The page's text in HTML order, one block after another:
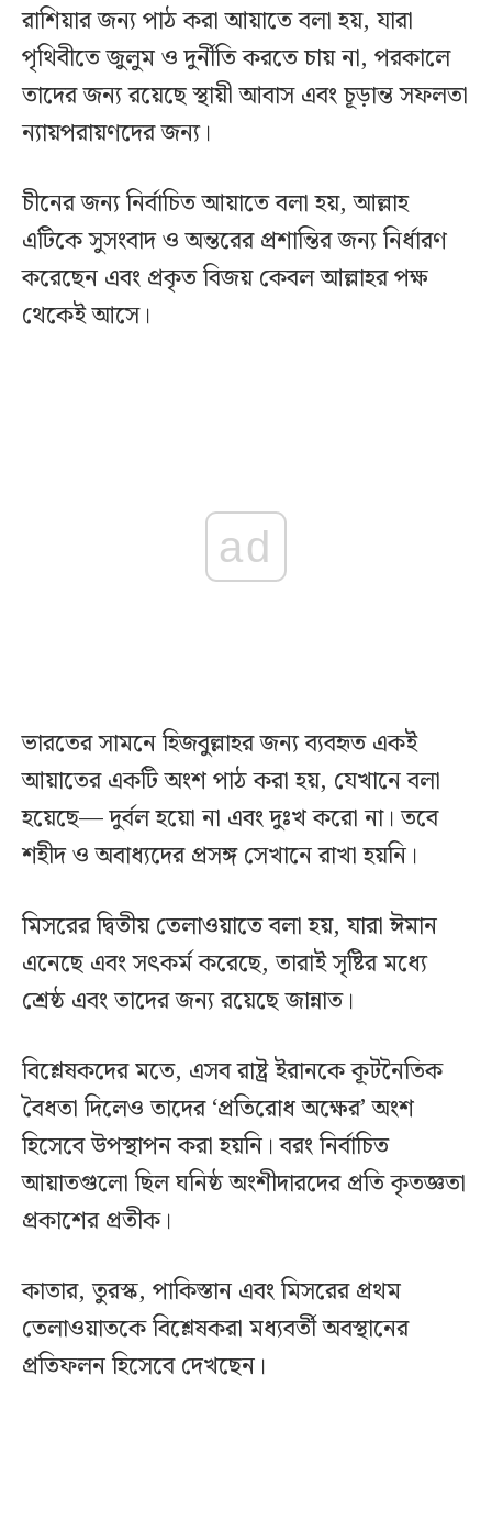
রাশিয়ার জন্য পাঠ করা আয়াতে বলা হয়, যারা
পৃথিবীতে জুলুম ও দুর্নীতি করতে চায় না, পরকালে
তাদের জন্য রয়েছে স্থায়ী আবাস এবং চূড়ান্ত সফলতা
ন্যায়পরায়ণদের জন্য।
চীনের জন্য নির্বাচিত আয়াতে বলা হয়, আল্লাহ
এটিকে সুসংবাদ ও অন্তরের প্রশান্তির জন্য নির্ধারণ
করেছেন এবং প্রকৃত বিজয় কেবল আল্লাহর পক্ষ
থেকেই আসে।
ad
ভারতের সামনে হিজবুল্লাহর জন্য ব্যবহৃত একই
আয়াতের একটি অংশ পাঠ করা হয়, যেখানে বলা
হয়েছে— দুর্বল হয়ো না এবং দুঃখ করো না। তবে
শহীদ ও অবাধ্যদের প্রসঙ্গ সেখানে রাখা হয়নি।
মিসরের দ্বিতীয় তেলাওয়াতে বলা হয়, যারা ঈমান
এনেছে এবং সৎকর্ম করেছে, তারাই সৃষ্টির মধ্যে
শ্রেষ্ঠ এবং তাদের জন্য রয়েছে জান্নাত।
বিশ্লেষকদের মতে, এসব রাষ্ট্র ইরানকে কূটনৈতিক
বৈধতা দিলেও তাদের ‘প্রতিরোধ অক্ষের’ অংশ
হিসেবে উপস্থাপন করা হয়নি। বরং নির্বাচিত
আয়াতগুলো ছিল ঘনিষ্ঠ অংশীদারদের প্রতি কৃতজ্ঞতা
প্রকাশের প্রতীক।
কাতার, তুরস্ক, পাকিস্তান এবং মিসরের প্রথম
তেলাওয়াতকে বিশ্লেষকরা মধ্যবর্তী অবস্থানের
প্রতিফলন হিসেবে দেখছেন।